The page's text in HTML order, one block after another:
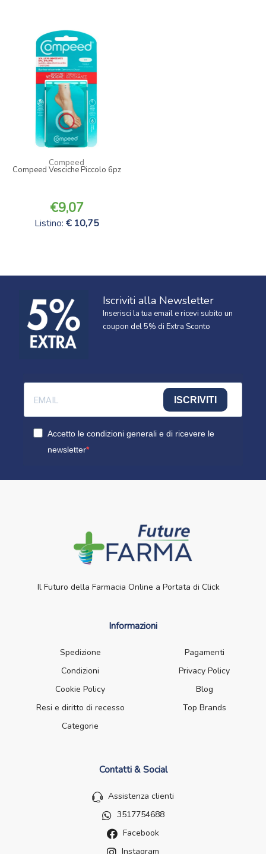
Compeed
Compeed Vesciche Piccolo 6pz
9,07
Listino: 10,75
Iscriviti alla Newsletter
Inserisci la tua email e ricevi subito un
coupon del 5% di Extra Sconto
ISCRIVITI
Accetto le condizioni generali e di ricevere le
newsletter
Il Futuro della Farmacia Online a Portata di Click
Informazioni
Spedizione
Pagamenti
Condizioni
Privacy Policy
Cookie Policy
Blog
Resi e diritto di recesso
Top Brands
Categorie
Contatti & Social
Assistenza clienti
3517754688
Facebook
Instagram